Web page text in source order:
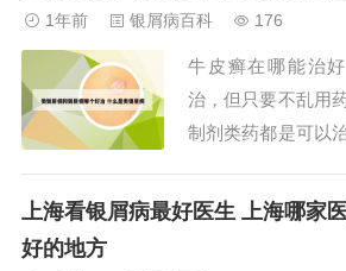
米松软膏：这是一
用于轻度的银屑...
1年前 银屑病百科 176
牛皮癣在哪能治
治，但只要不乱用
制剂类药都是可以
牛皮癣也是很容易
上海看银屑病最好医生 上海哪家
好的地方